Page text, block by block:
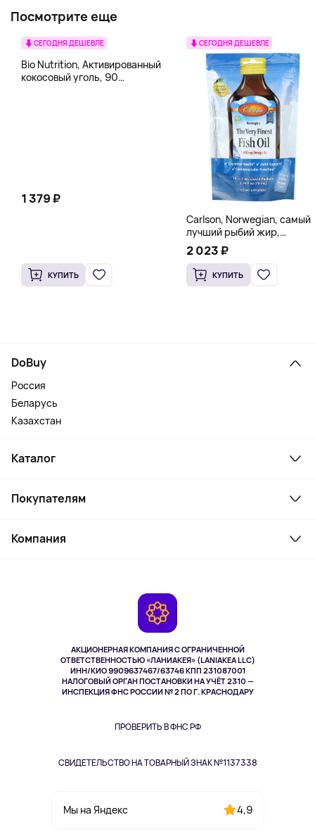
Посмотрите еще
СЕГОДНЯ ДЕШЕВЛЕ
Bio Nutrition, Активированный
кокосовый уголь, 90
1 379 ₽
КУПИТЬ
СЕГОДНЯ ДЕШЕВЛЕ
Carlson, Norwegian, самый
лучший рыбий жир,
натуральный лимон, 15
пакетиков (5 мл) каждый
2 023 ₽
КУПИТЬ
АКЦИОНЕРНАЯ КОМПАНИЯ С ОГРАНИЧЕННОЙ
ОТВЕТСТВЕННОСТЬЮ «ЛАНИАКЕЯ» (LANIAKEA LLC)
ИНН/КИО 9909637467/63746 КПП 231087001
НАЛОГОВЫЙ ОРГАН ПОСТАНОВКИ НА УЧЁТ 2310 —
ИНСПЕКЦИЯ ФНС РОССИИ № 2 ПО Г. КРАСНОДАРУ
ПРОВЕРИТЬ В ФНС РФ
СВИДЕТЕЛЬСТВО НА ТОВАРНЫЙ ЗНАК №1137338
Мы на Яндекс 4,9
DoBuy
Россия
Беларусь
Казахстан
Каталог
Ноутбуки, мониторы, VR
Косметика и уход
Здоровье питомцев
Одежда и аксессуары
Покупателям
Как заказать
Компания